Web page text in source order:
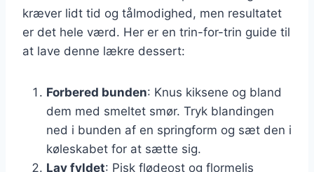
kræver lidt tid og tålmodighed, men resultatet
er det hele værd. Her er en trin-for-trin guide til
at lave denne lækre dessert:
Forbered bunden: Knus kiksene og bland
dem med smeltet smør. Tryk blandingen
ned i bunden af en springform og sæt den i
køleskabet for at sætte sig.
Lav fyldet: Pisk flødeost og flormelis